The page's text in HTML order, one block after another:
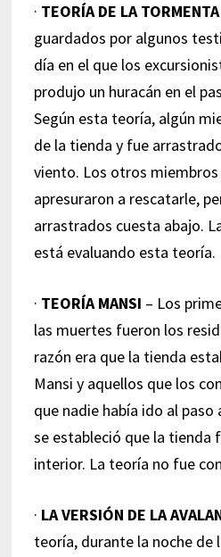
· TEORÍA DE LA TORMENTA
guardados por algunos
día en el que los
produjo un huracán en el
Según esta teoría, algún
de la tienda y fue
viento. Los otros
apresuraron a rescatarle,
arrastrados cuesta abajo.
está evaluando esta teoría.
· TEORÍA MANSI – Los
las muertes fueron los
razón era que la tienda
Mansi y aquellos que los
que nadie había ido al paso
se estableció que la tienda
interior. La teoría no fue
· LA VERSIÓN DE LA
teoría, durante la noche de